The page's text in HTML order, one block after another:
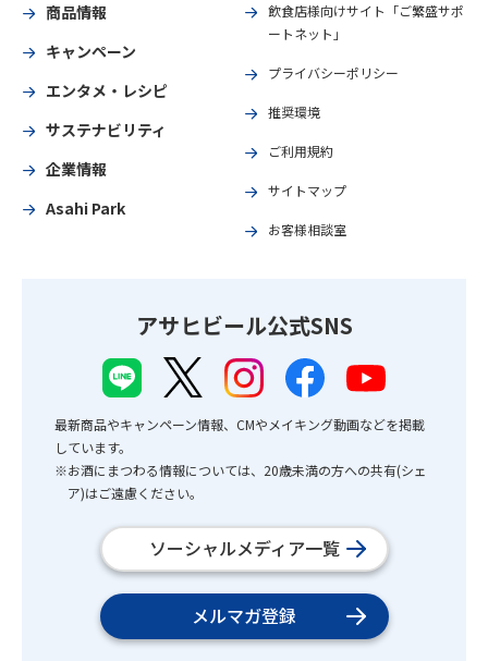
商品情報
キャンペーン
エンタメ・レシピ
サステナビリティ
企業情報
Asahi Park
飲食店様向けサイト「ご繁盛サポ
ートネット」
プライバシーポリシー
推奨環境
ご利用規約
サイトマップ
お客様相談室
アサヒビール公式SNS
最新商品やキャンペーン情報、CMやメイキング動画などを掲載
しています。
※お酒にまつわる情報については、20歳未満の方への共有(シェ
ア)はご遠慮ください。
ソーシャルメディア一覧
メルマガ登録